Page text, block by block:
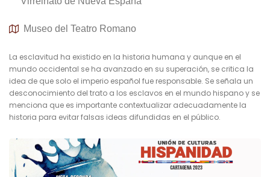
Museo del Teatro Romano
La esclavitud ha existido en la historia humana y aunque en el
mundo occidental se ha avanzado en su superación, se critica la
idea de que solo el imperio español fue responsable. Se señala un
desconocimiento del trato a los esclavos en el mundo hispano y se
menciona que es importante contextualizar adecuadamente la
historia para evitar falsas ideas difundidas en el público.